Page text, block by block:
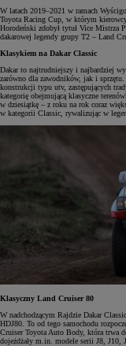
W latach 2019–2021 w ramach
Toyota Racing Cup, w którym
Horodeński zdobył tytuł Vice Mistrza
dakarowej legendy grupy T2 – Land
Klasykiem na Dakar Classic
Dakar to najtrudniejszy i najbardziej
zarówno dla zawodników, jak i
konstrukcji typu utv, zastępujących
kategorię obejmującą klasyczne
w dziesiątkę – z roku na rok coraz
w kategorii Classic, rywalizując w
Klasyczny Land Cruiser 80
W nadchodzącym Rajdzie Dakar
HDJ80. To od tego samochodu
Cruiser Toyota Auto Body, która trwa
dojeżdżały m.in. modele serii J8, J10,